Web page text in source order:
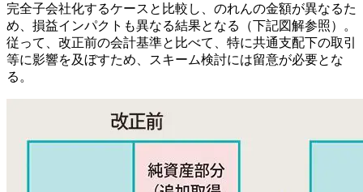
完全子会社化するケースと比較し、のれんの金額が異なるた
め、損益インパクトも異なる結果となる（下記図解参照）。
従って、改正前の会計基準と比べて、特に共通支配下の取引
等に影響を及ぼすため、スキーム検討には留意が必要とな
る。